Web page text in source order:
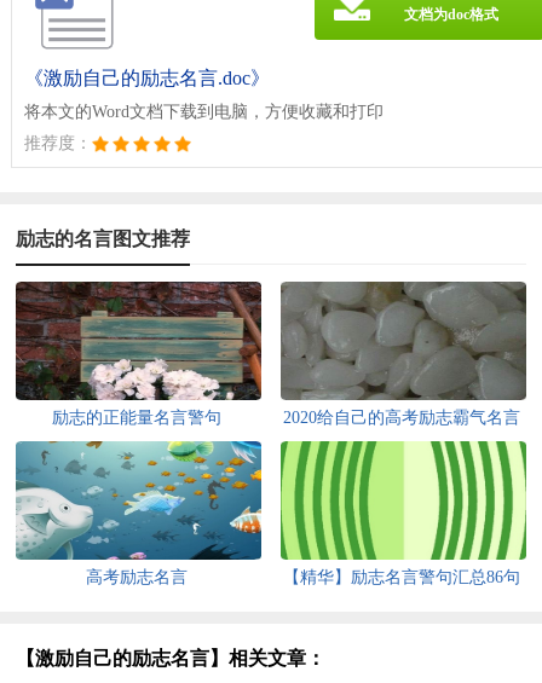
《激励自己的励志名言.doc》
将本文的Word文档下载到电脑，方便收藏和打印
推荐度：
文档为doc格式
励志的名言图文推荐
励志的正能量名言警句
2020给自己的高考励志霸气名言
高考励志名言 【精华】励志名言警句汇总86句
【激励自己的励志名言】相关文章：